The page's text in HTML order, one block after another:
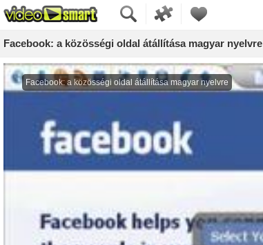
Facebook: a közösségi oldal átállítása magyar nyelvre